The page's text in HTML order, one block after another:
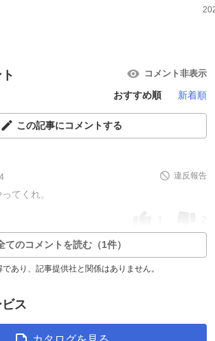
コメント非表示
おすすめ順 新着順
この記事にコメントする
違反報告
てくれ。
てのコメントを読む（1件）
あり、記事提供社と関係はありません。
ス